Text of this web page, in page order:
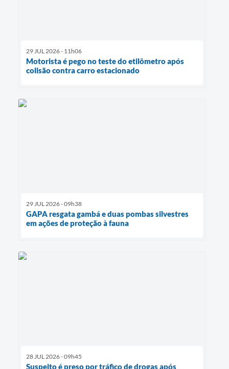
29 JUL 2026 - 11h06
Motorista é pego no teste do etilômetro após
colisão contra carro estacionado
29 JUL 2026 - 09h38
GAPA resgata gambá e duas pombas silvestres
em ações de proteção à fauna
28 JUL 2026 - 09h45
Suspeito é preso por tráfico de drogas após